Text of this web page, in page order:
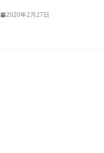
2020年2月27日